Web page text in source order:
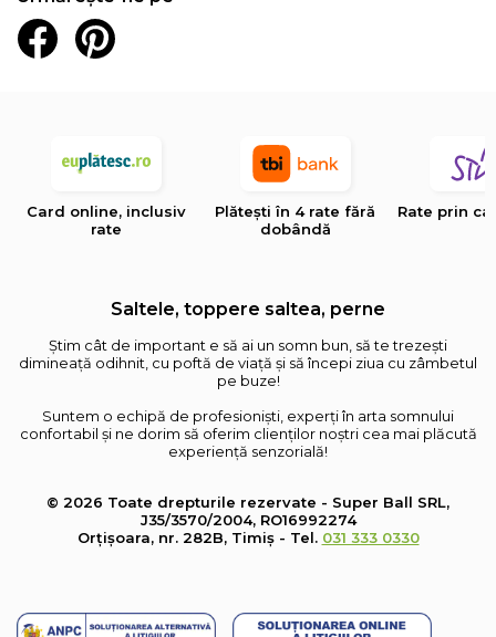
Card online, inclusiv
rate
Plătești în 4 rate fără
dobândă
Rate prin
Saltele, toppere saltea, perne
Știm cât de important e să ai un somn bun, să te trezești
dimineață odihnit, cu poftă de viață și să începi ziua cu zâmbetul
pe buze!
Suntem o echipă de profesioniști, experți în arta somnului
confortabil și ne dorim să oferim clienților noștri cea mai plăcută
experiență senzorială!
© 2026 Toate drepturile rezervate - Super Ball SRL,
J35/3570/2004, RO16992274
Orțișoara, nr. 282B, Timiș - Tel. 031 333 0330